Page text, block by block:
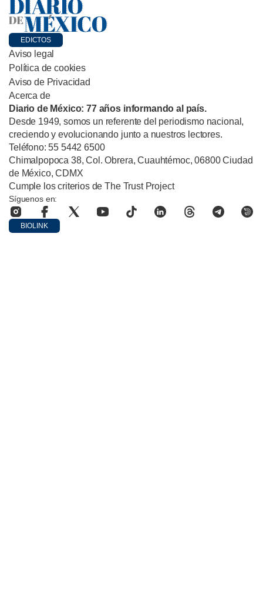
EDICTOS
Aviso legal
Política de cookies
Aviso de Privacidad
Acerca de
Diario de México: 77 años informando al país.
Desde 1949, somos un referente del periodismo nacional,
creciendo y evolucionando junto a nuestros lectores.
Teléfono: 55 5442 6500
Chimalpopoca 38, Col. Obrera, Cuauhtémoc, 06800 Ciudad
de México, CDMX
Cumple los criterios de The Trust Project
Síguenos en:
BIOLINK